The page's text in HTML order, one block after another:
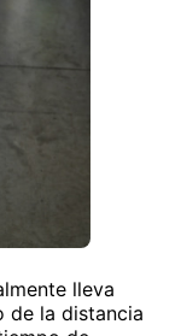
lleva
de la distancia